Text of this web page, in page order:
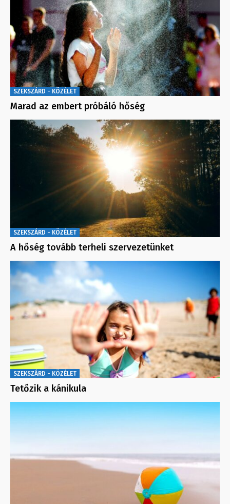
SZEKSZÁRD - KÖZÉLET
Marad az embert próbáló hőség
SZEKSZÁRD - KÖZÉLET
A hőség tovább terheli szervezetünket
SZEKSZÁRD - KÖZÉLET
Tetőzik a kánikula